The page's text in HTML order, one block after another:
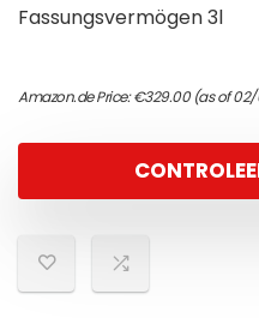
Fassungsvermögen 3l
Amazon.de Price:€329.00(as of 02/